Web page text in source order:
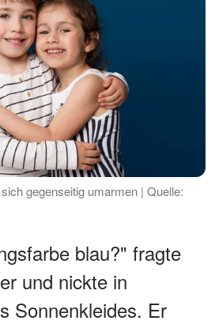
gegenseitig umarmen | Quelle:
blau?" fragte
und nickte in
Sonnenkleides. Er